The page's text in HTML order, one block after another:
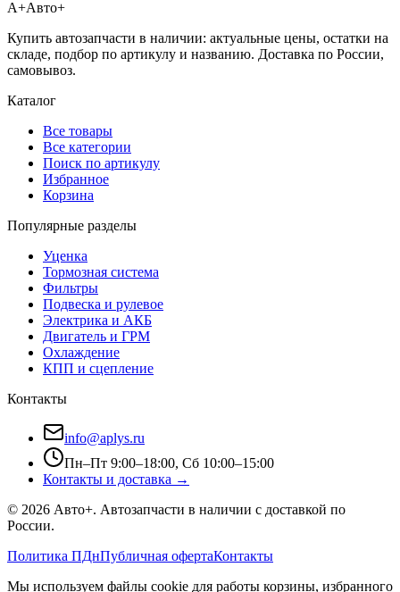
А+Авто+
Купить автозапчасти в наличии: актуальные цены, остатки на
складе, подбор по артикулу и названию. Доставка по России,
самовывоз.
Каталог
Все товары
Все категории
Поиск по артикулу
Избранное
Корзина
Популярные разделы
Уценка
Тормозная система
Фильтры
Подвеска и рулевое
Электрика и АКБ
Двигатель и ГРМ
Охлаждение
КПП и сцепление
Контакты
info@aplys.ru
Пн–Пт 9:00–18:00, Сб 10:00–15:00
Контакты и доставка →
© 2026 Авто+. Автозапчасти в наличии с доставкой по
России.
Политика ПДнПубличная офертаКонтакты
Мы используем файлы cookie для работы корзины, избранного